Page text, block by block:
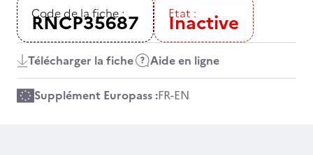
Code de la fiche :
RNCP35687 Etat :
Inactive
Télécharger la fiche Aide en ligne
Supplément Europass :FR-EN